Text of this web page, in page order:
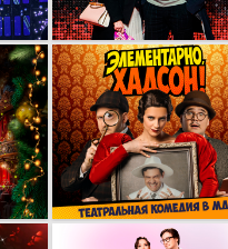
Новый кей-вижуал
музыкальной
комедии
«Элементарно,
Хадсон!»